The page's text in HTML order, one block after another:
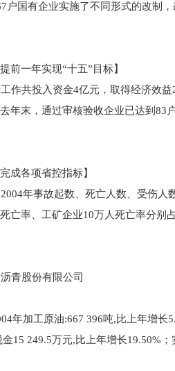
国有企业实施了不同形式的改制
前一年实现“十五”目标】
作共投入资金4亿元，取得经济效
年末，通过审核验收企业已达到83
成各项省控指标】
年事故起数、死亡人数、受伤人
亡率、工矿企业10万人死亡率分别
青股份有限公司
年加工原油:667 396吨,比上年增长
金15 249.5万元,比上年增长19.50%